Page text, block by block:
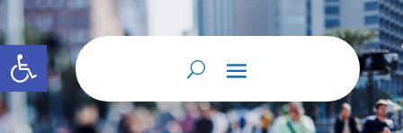
Abrir barra de herramientas